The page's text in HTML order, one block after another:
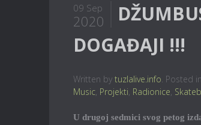
09 Sep
2020
DOGAĐAJI !!!
Written by tuzlalive.info . Posted in
Music Projekti Radionice
U drugoj sedmici svog petog